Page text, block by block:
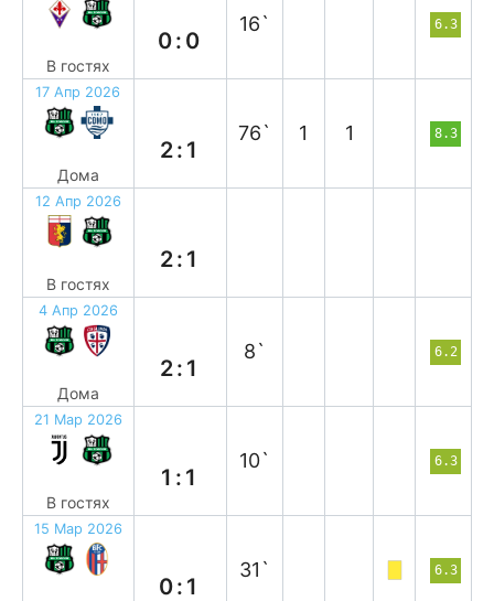
В гостях
0:0
16` 6.3
17 Апр 2026
Дома
2:1
76` 1 1 8.3
12 Апр 2026
В гостях
2:1
4 Апр 2026
Дома
2:1
8` 6.2
21 Мар 2026
В гостях
1:1
10` 6.3
15 Мар 2026
0:1
31` 6.3